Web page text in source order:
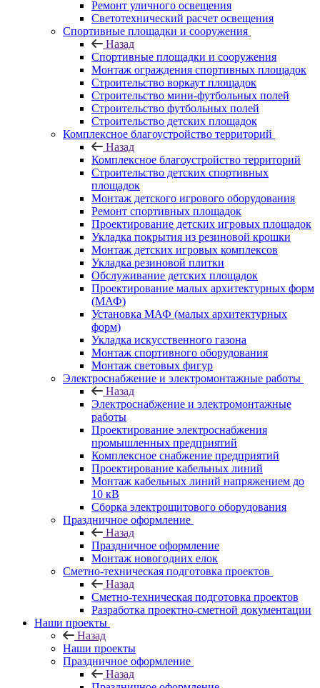
Ремонт уличного освещения
Светотехнический расчет освещения
Спортивные площадки и сооружения
Назад
Спортивные площадки и сооружения
Монтаж ограждения спортивных площадок
Строительство воркаут площадок
Строительство мини-футбольных полей
Строительство футбольных полей
Строительство детских площадок
Комплексное благоустройство территорий
Назад
Комплексное благоустройство территорий
Строительство детских спортивных
площадок
Монтаж детского игрового оборудования
Ремонт спортивных площадок
Проектирование детских игровых площадок
Укладка покрытия из резиновой крошки
Монтаж детских игровых комплексов
Укладка резиновой плитки
Обслуживание детских площадок
Проектирование малых архитектурных форм
(МАФ)
Установка МАФ (малых архитектурных
форм)
Укладка искусственного газона
Монтаж спортивного оборудования
Монтаж световых фигур
Электроснабжение и электромонтажные работы
Назад
Электроснабжение и электромонтажные
работы
Проектирование электроснабжения
промышленных предприятий
Комплексное снабжение предприятий
Проектирование кабельных линий
Монтаж кабельных линий напряжением до
10 кВ
Сборка электрощитового оборудования
Праздничное оформление
Назад
Праздничное оформление
Монтаж новогодних елок
Сметно-техническая подготовка проектов
Назад
Сметно-техническая подготовка проектов
Разработка проектно-сметной документации
Наши проекты
Назад
Наши проекты
Праздничное оформление
Назад